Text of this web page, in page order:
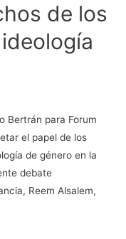
de los
Bertrán para Forum
el papel de los
de género en la
debate
Reem Alsalem,